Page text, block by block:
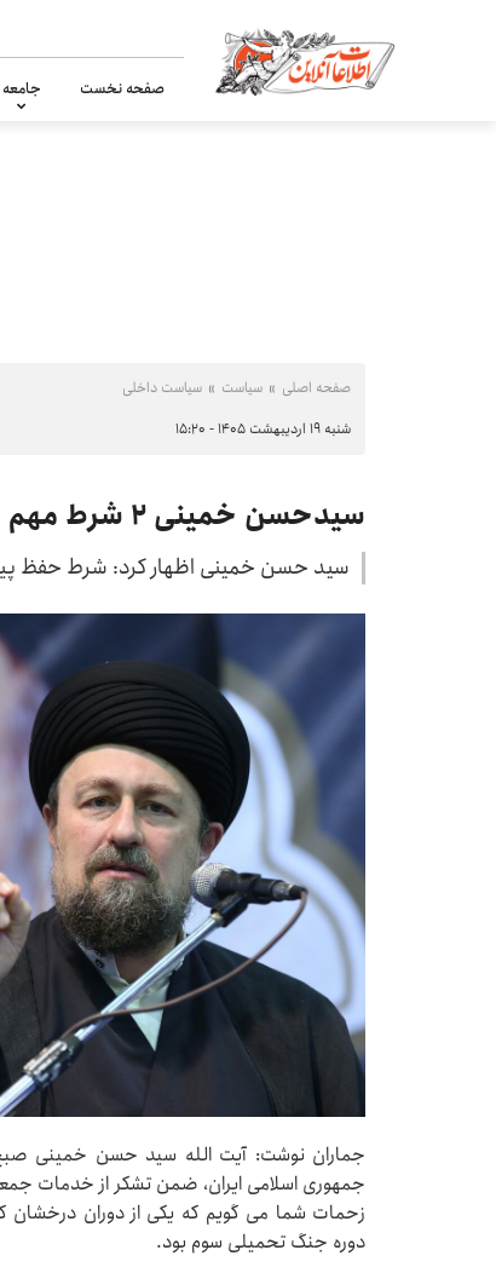
صفحه نخست جامعه
صفحه اصلی سیاست سیاست داخلی
شنبه ۱۹ اردیبهشت ۱۴۰۵ - ۱۵:۲۰
سیدحسن خمینی ۲ شرط مهم حفظ پیروزی را اعلام کرد
سید حسن خمینی اظهار کرد: شرط حفظ
جماران نوشت: آیت الله سید حسن خمینی صبح
جمهوری اسلامی ایران، ضمن تشکر از خدمات
زحمات شما می گویم که یکی از دوران درخشان
دوره جنگ تحمیلی سوم بود.